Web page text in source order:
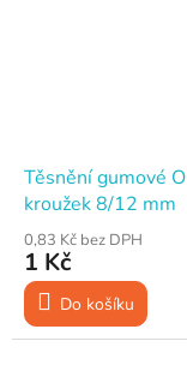
Těsnění gumové O
kroužek 8/12 mm
0,83 Kč bez DPH
1 Kč
Do košíku